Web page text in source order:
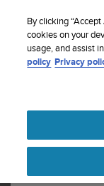
Your
United
Currency: $
Shipping
By clicking
cookies on your
usage, and assist
policy Privacy